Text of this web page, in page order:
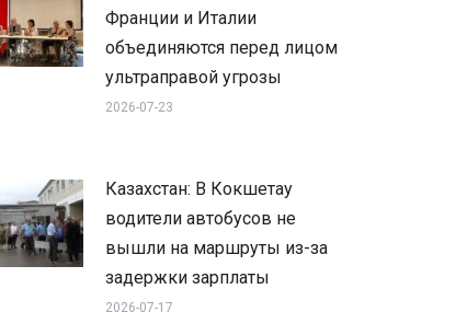
Франции и Италии
объединяются перед лицом
ультраправой угрозы
2026-07-23
Казахстан: В Кокшетау
водители автобусов не
вышли на маршруты из-за
задержки зарплаты
2026-07-17